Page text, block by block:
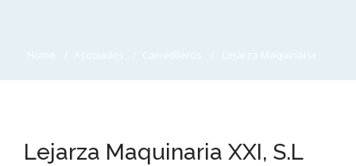
Home Asociados Carretilleros Lejarza Maquinaria
Lejarza Maquinaria XXI, S.L